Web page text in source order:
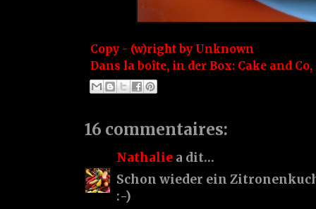
Copy - (w)right by Unknown
Dans la boîte, in der Box: Cake and Co,
16 commentaires:
Nathalie a dit…
Schon wieder ein
:-)